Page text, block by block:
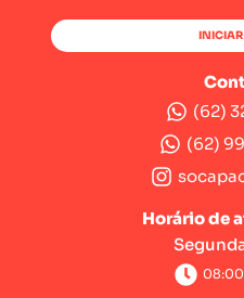
INICIAR
(62)
(62)
Horário de
08:00